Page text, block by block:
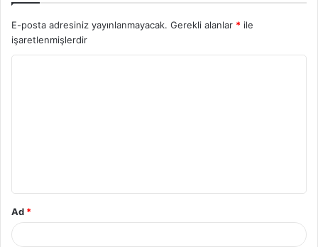
E-posta adresiniz yayınlanmayacak. Gerekli alanlar * ile
işaretlenmişlerdir
Ad *